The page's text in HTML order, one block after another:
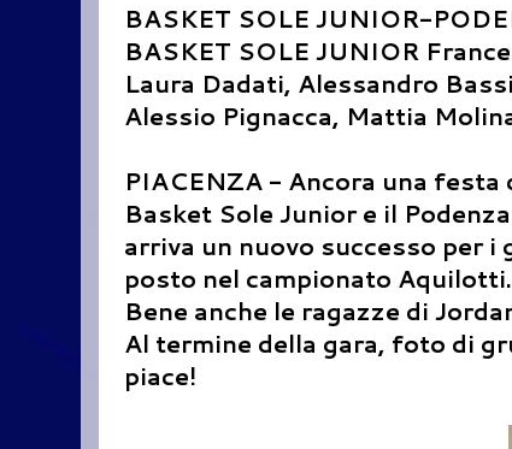
BASKET SOLE JUNIOR-
BASKET SOLE JUNIOR
Laura Dadati, Alessandro
Alessio Pignacca, Mattia
PIACENZA - Ancora una
Basket Sole Junior e il
arriva un nuovo successo per
posto nel campionato Aquilotti.
Bene anche le ragazze di
Al termine della gara, foto di
piace!